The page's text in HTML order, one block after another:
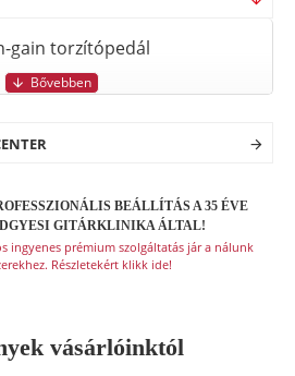
BEÁLLÍTÁS A 35 ÉVE
GITÁRKLINIKA ÁLTAL!
ingyenes prémium szolgáltatás jár a nálunk
Részletekért klikk ide!
gain torzítópedál
vásárlóinktól